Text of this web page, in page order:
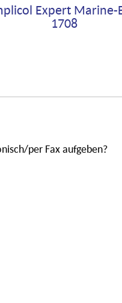
Expert Marine-
1708
per Fax aufgeben?